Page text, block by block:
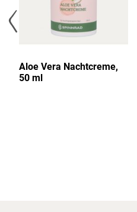
Aloe Vera Nachtcreme,
50 ml